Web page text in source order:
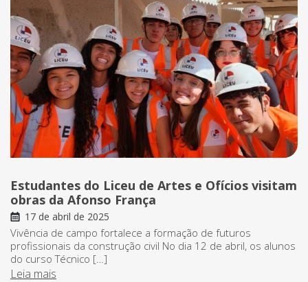
Estudantes do Liceu de Artes e Ofícios visitam
obras da Afonso França
17 de abril de 2025
Vivência de campo fortalece a formação de futuros
profissionais da construção civil No dia 12 de abril, os alunos
do curso Técnico […]
Leia mais